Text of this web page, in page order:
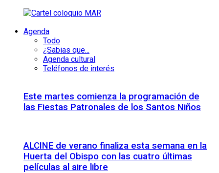
Agenda
Todo
¿Sabias que...
Agenda cultural
Teléfonos de interés
Este martes comienza la programación de
las Fiestas Patronales de los Santos Niños
ALCINE de verano finaliza esta semana en la
Huerta del Obispo con las cuatro últimas
películas al aire libre